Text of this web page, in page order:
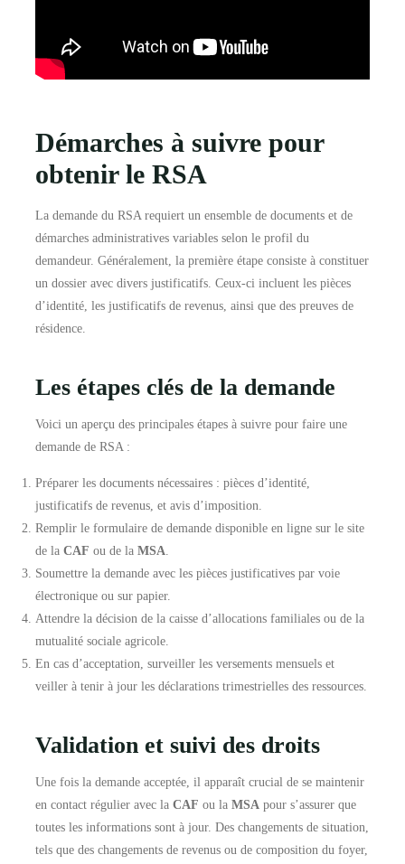
Démarches à suivre pour
obtenir le RSA
La demande du RSA requiert un ensemble de documents et de
démarches administratives variables selon le profil du
demandeur. Généralement, la première étape consiste à constituer
un dossier avec divers justificatifs. Ceux-ci incluent les pièces
d’identité, les justificatifs de revenus, ainsi que des preuves de
résidence.
Les étapes clés de la demande
Voici un aperçu des principales étapes à suivre pour faire une
demande de RSA :
Préparer les documents nécessaires : pièces d’identité,
justificatifs de revenus, et avis d’imposition.
Remplir le formulaire de demande disponible en ligne sur le site
de la CAF ou de la MSA
Soumettre la demande avec les pièces justificatives par voie
électronique ou sur papier.
Attendre la décision de la caisse d’allocations familiales ou de la
mutualité sociale agricole.
En cas d’acceptation, surveiller les versements mensuels et
veiller à tenir à jour les déclarations trimestrielles des ressources.
Validation et suivi des droits
Une fois la demande acceptée, il apparaît crucial de se maintenir
en contact régulier avec la CAF ou la MSApour s’assurer que
toutes les informations sont à jour. Des changements de situation,
tels que des changements de revenus ou de composition du foyer,